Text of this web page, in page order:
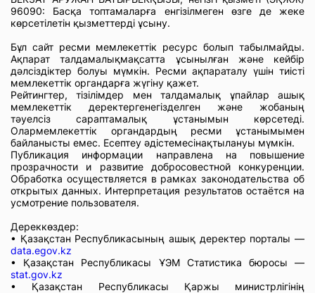
96090: Басқа топтамаларға енгізілмеген өзге де жеке
көрсетілетін қызметтерді ұсыну.
Бұл сайт ресми мемлекеттік ресурс болып табылмайды.
Ақпарат талдамалықмақсатта ұсынылған және кейбір
дәлсіздіктер болуы мүмкін. Ресми ақпараталу үшін тиісті
мемлекеттік органдарға жүгіну қажет.
Рейтингтер, тізілімдер мен талдамалық ұпайлар ашық
мемлекеттік деректергенегізделген және жобаның
тәуелсіз сараптамалық ұстанымын көрсетеді.
Олармемлекеттік органдардың ресми ұстанымымен
байланысты емес. Есептеу әдістемесінақтылануы мүмкін.
Публикация информации направлена на повышение
прозрачности и развитие добросовестной конкуренции.
Обработка осуществляется в рамках законодательства об
открытых данных. Интерпретация результатов остаётся на
усмотрение пользователя.
Дереккөздер:
• Қазақстан Республикасының ашық деректер порталы —
data.egov.kz
• Қазақстан Республикасы ҰЭМ Статистика бюросы —
stat.gov.kz
• Қазақстан Республикасы Қаржы министрлігінің